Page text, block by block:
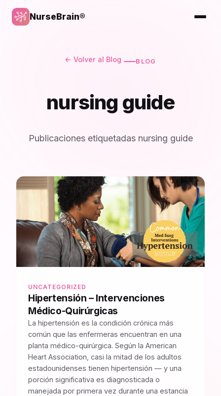
NurseBrain®
← Volver al Blog BLOG
nursing guide
Publicaciones etiquetadas nursing guide
UNCATEGORIZED
Hipertensión – Intervenciones
Médico-Quirúrgicas
La hipertensión es la condición crónica más
común que las enfermeras encuentran en una
planta médico-quirúrgica. Según la American
Heart Association, casi la mitad de los adultos
estadounidenses tienen hipertensión — y una
porción significativa es diagnosticada o
manejada por primera vez durante una estancia